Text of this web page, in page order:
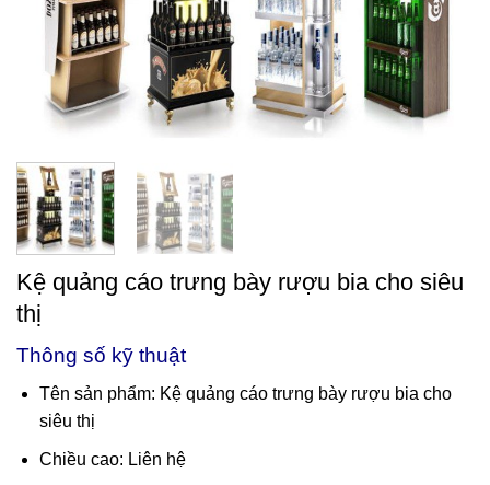
Kệ quảng cáo trưng bày rượu bia cho siêu
thị
Thông số kỹ thuật
Tên sản phẩm: Kệ quảng cáo trưng bày rượu bia cho
siêu thị
Chiều cao: Liên hệ